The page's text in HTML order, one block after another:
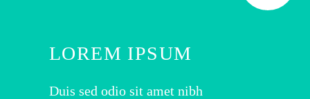
LOREM IPSUM
Duis sed odio sit amet nibh